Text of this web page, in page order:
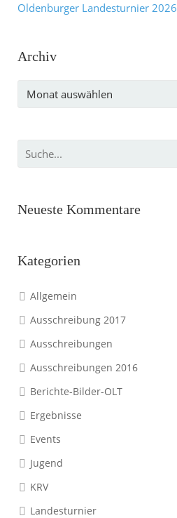
Oldenburger Landesturnier 2026
Archiv
Archiv
Neueste Kommentare
Kategorien
Allgemein
Ausschreibung 2017
Ausschreibungen
Ausschreibungen 2016
Berichte-Bilder-OLT
Ergebnisse
Events
Jugend
KRV
Landesturnier